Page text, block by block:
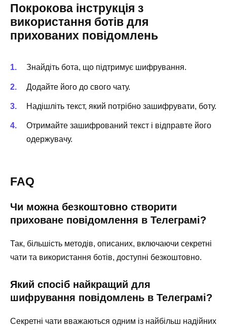
Покрокова інструкція з
використання ботів для
прихованих повідомлень
Знайдіть бота, що підтримує шифрування.
Додайте його до свого чату.
Надішліть текст, який потрібно зашифрувати, боту.
Отримайте зашифрований текст і відправте його
одержувачу.
FAQ
Чи можна безкоштовно створити
приховане повідомлення в Телеграмі?
Так, більшість методів, описаних, включаючи секретні
чати та використання ботів, доступні безкоштовно.
Який спосіб найкращий для
шифрування повідомлень в Телеграмі?
Секретні чати вважаються одним із найбільш надійних